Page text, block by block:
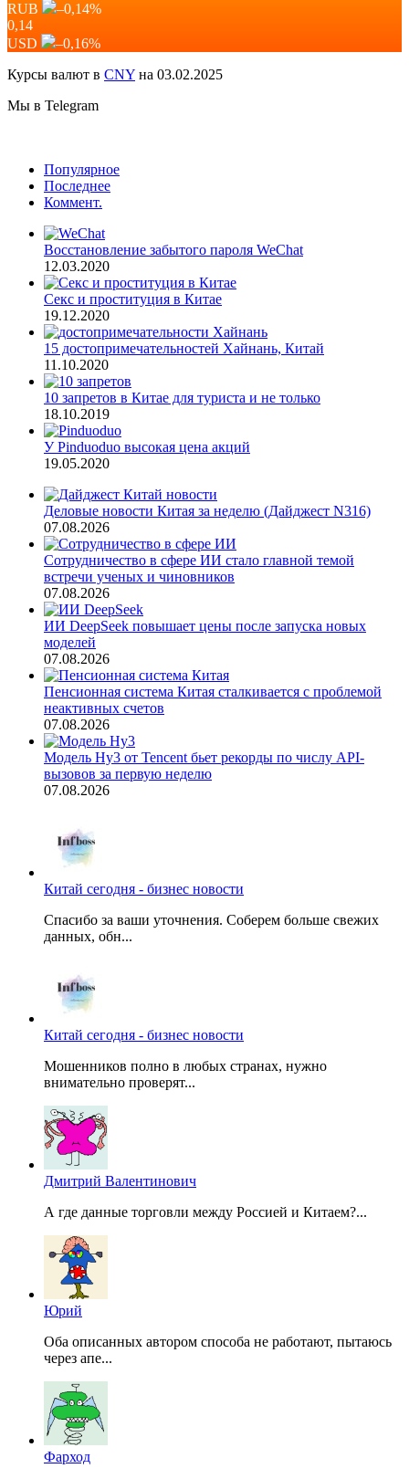
RUB
–0,14%
0,14
USD
–0,16%
Курсы валют в CNY на 03.02.2025
Мы в Telegram
Популярное
Последнее
Коммент.
Восстановление забытого пароля WeChat
12.03.2020
Секс и проституция в Китае
19.12.2020
15 достопримечательностей Хайнань, Китай
11.10.2020
10 запретов в Китае для туриста и не только
18.10.2019
У Pinduoduo высокая цена акций
19.05.2020
Деловые новости Китая за неделю (Дайджест N316)
07.08.2026
Сотрудничество в сфере ИИ стало главной темой
встречи ученых и чиновников
07.08.2026
ИИ DeepSeek повышает цены после запуска новых
моделей
07.08.2026
Пенсионная система Китая сталкивается с проблемой
неактивных счетов
07.08.2026
Модель Hy3 от Tencent бьет рекорды по числу API-
вызовов за первую неделю
07.08.2026
Китай сегодня - бизнес новости
Спасибо за ваши уточнения. Соберем больше свежих
данных, обн...
Китай сегодня - бизнес новости
Мошенников полно в любых странах, нужно
внимательно проверят...
Дмитрий Валентинович
А где данные торговли между Россией и Китаем?...
Юрий
Оба описанных автором способа не работают, пытаюсь
через апе...
Фарход